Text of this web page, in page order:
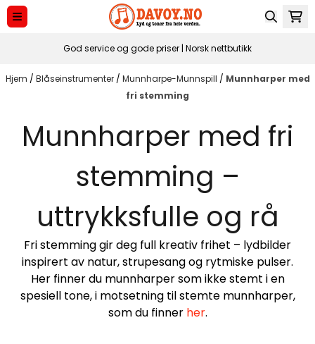
Hopp til innhold
God service og gode priser | Norsk nettbutikk
Hjem / Blåseinstrumenter / Munnharpe-Munnspill / Munnharper med
fri stemming
Munnharper med fri
stemming –
uttrykksfulle og rå
Fri stemming gir deg full kreativ frihet – lydbilder
inspirert av natur, strupesang og rytmiske pulser.
Her finner du munnharper som ikke stemt i en
spesiell tone, i motsetning til stemte munnharper,
som du finner her.